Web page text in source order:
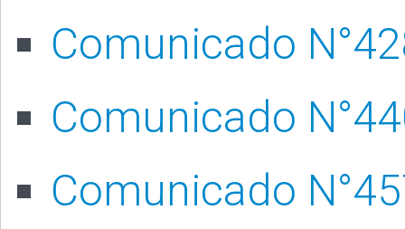
Comunicado
Comunicado
Comunicado